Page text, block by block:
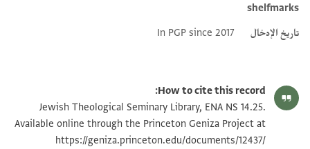
shelfmarks
تاريخ الإدخال In PGP since 2017
How to cite this record:
Jewish Theological Seminary Library, ENA NS 14.25.
Available online through the Princeton Geniza Project at
https://geniza.princeton.edu/documents/12437/